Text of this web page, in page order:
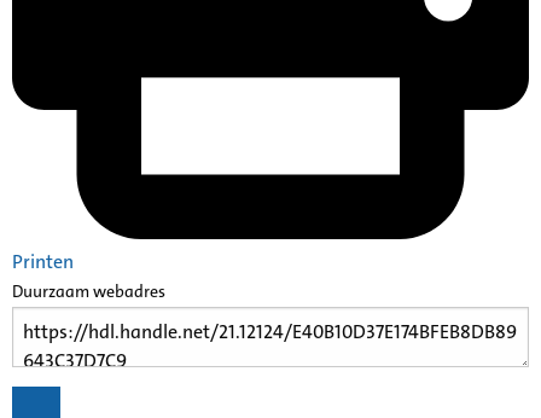
Printen
Duurzaam webadres